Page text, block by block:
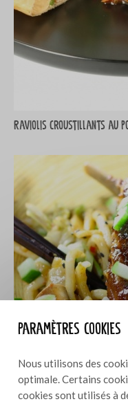
Paramètres cookies
Nous utilisons des
optimale. Certains
cookies sont utilisés à
Raviolis croustillants au